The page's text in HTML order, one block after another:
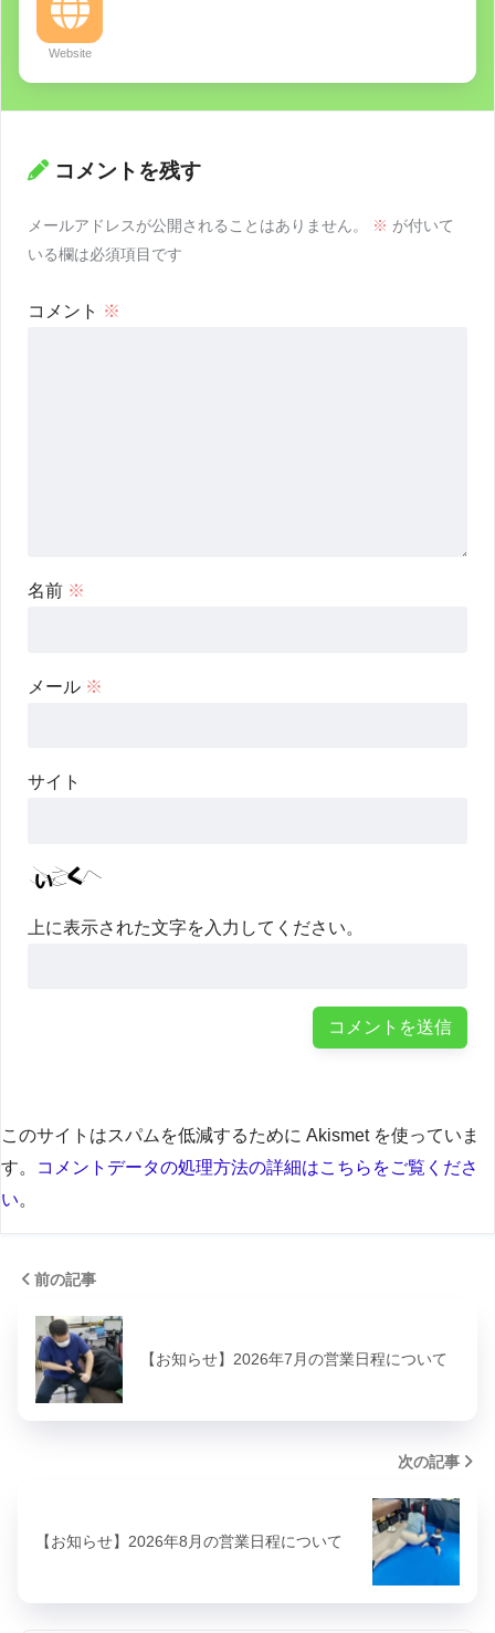
Website
コメントを残す
メールアドレスが公開されることはありません。 ※ が付いて
いる欄は必須項目です
コメント ※
名前 ※
メール ※
サイト
上に表示された文字を入力してください。
このサイトはスパムを低減するために Akismet を使っていま
す。
コメントデータの処理方法の詳細はこちらをご覧くださ
い。
前の記事
【お知らせ】2026年7月の営業日程について
次の記事
【お知らせ】2026年8月の営業日程について